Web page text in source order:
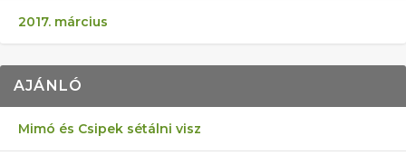
2017. március
AJÁNLÓ
Mimó és Csipek sétálni visz